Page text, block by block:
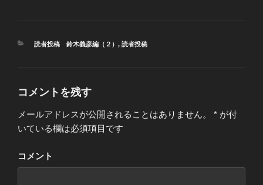
カ
読者投稿 鈴木義彦編（２） , 読者投稿
コメントを残す
メールアドレスが公開されることはありません。 * が付
いている欄は必須項目です
コメント